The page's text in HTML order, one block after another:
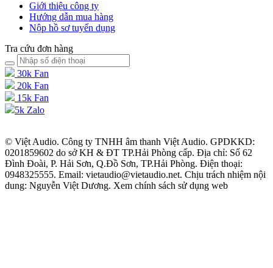
Giới thiệu công ty
Hướng dẫn mua hàng
Nộp hồ sơ tuyển dụng
Tra cứu đơn hàng
30k Fan
20k Fan
15k Fan
5k Zalo
© Việt Audio. Công ty TNHH âm thanh Việt Audio. GPDKKD:
0201859602 do sở KH & ĐT TP.Hải Phòng cấp. Địa chỉ: Số 62
Đình Đoài, P. Hải Sơn, Q.Đồ Sơn, TP.Hải Phòng. Điện thoại:
0948325555. Email: vietaudio@vietaudio.net. Chịu trách nhiệm nội
dung: Nguyễn Việt Dương. Xem chính sách sử dụng web